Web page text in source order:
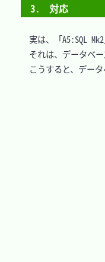
3.　対応
実は、「A5:SQL
それは、データベー
こうすると、データ